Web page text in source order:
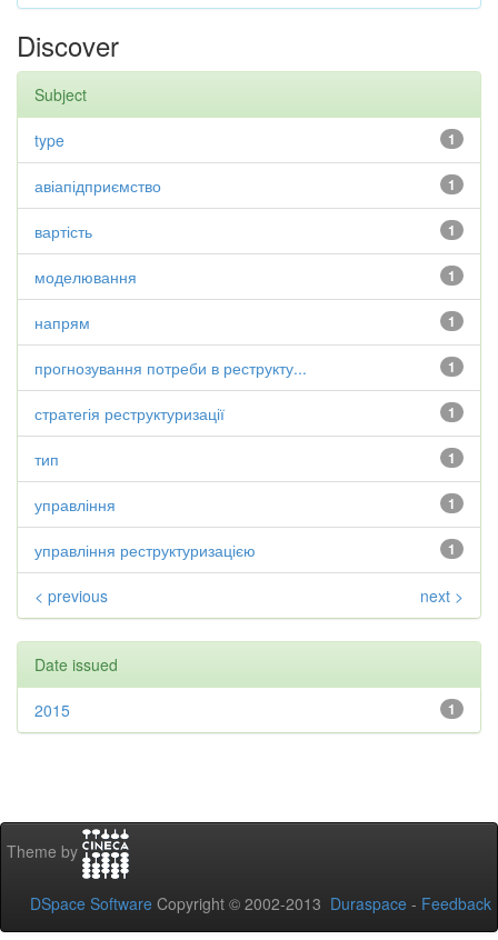
Discover
Subject
1
type
1
авіапідприємство
1
вартість
1
моделювання
1
напрям
1
прогнозування потреби в реструкту...
1
стратегія реструктуризації
1
тип
1
управління
1
управління реструктуризацією
< previous next >
Date issued
1
2015
Theme by
DSpace Software Copyright © 2002-2013 Duraspace - Feedback